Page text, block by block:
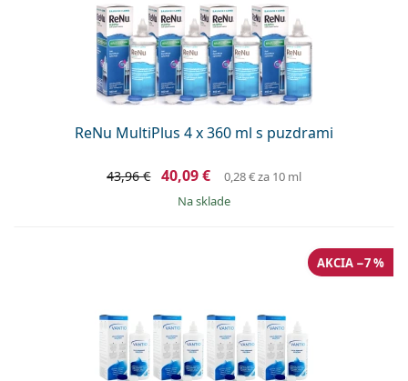
ReNu MultiPlus 4 x 360 ml s puzdrami
43,96 € 40,09 € 0,28 €za 10 ml
na sklade
AKCIA −7 %